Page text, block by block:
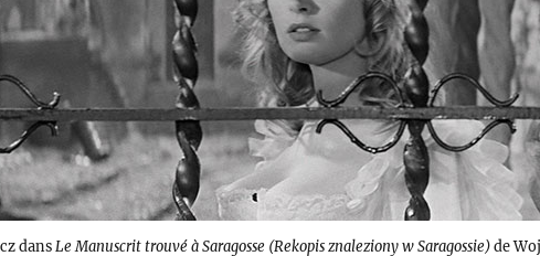
dans Le Manuscrit trouvé à Saragosse (Rekopis znaleziony w Saragossie)de